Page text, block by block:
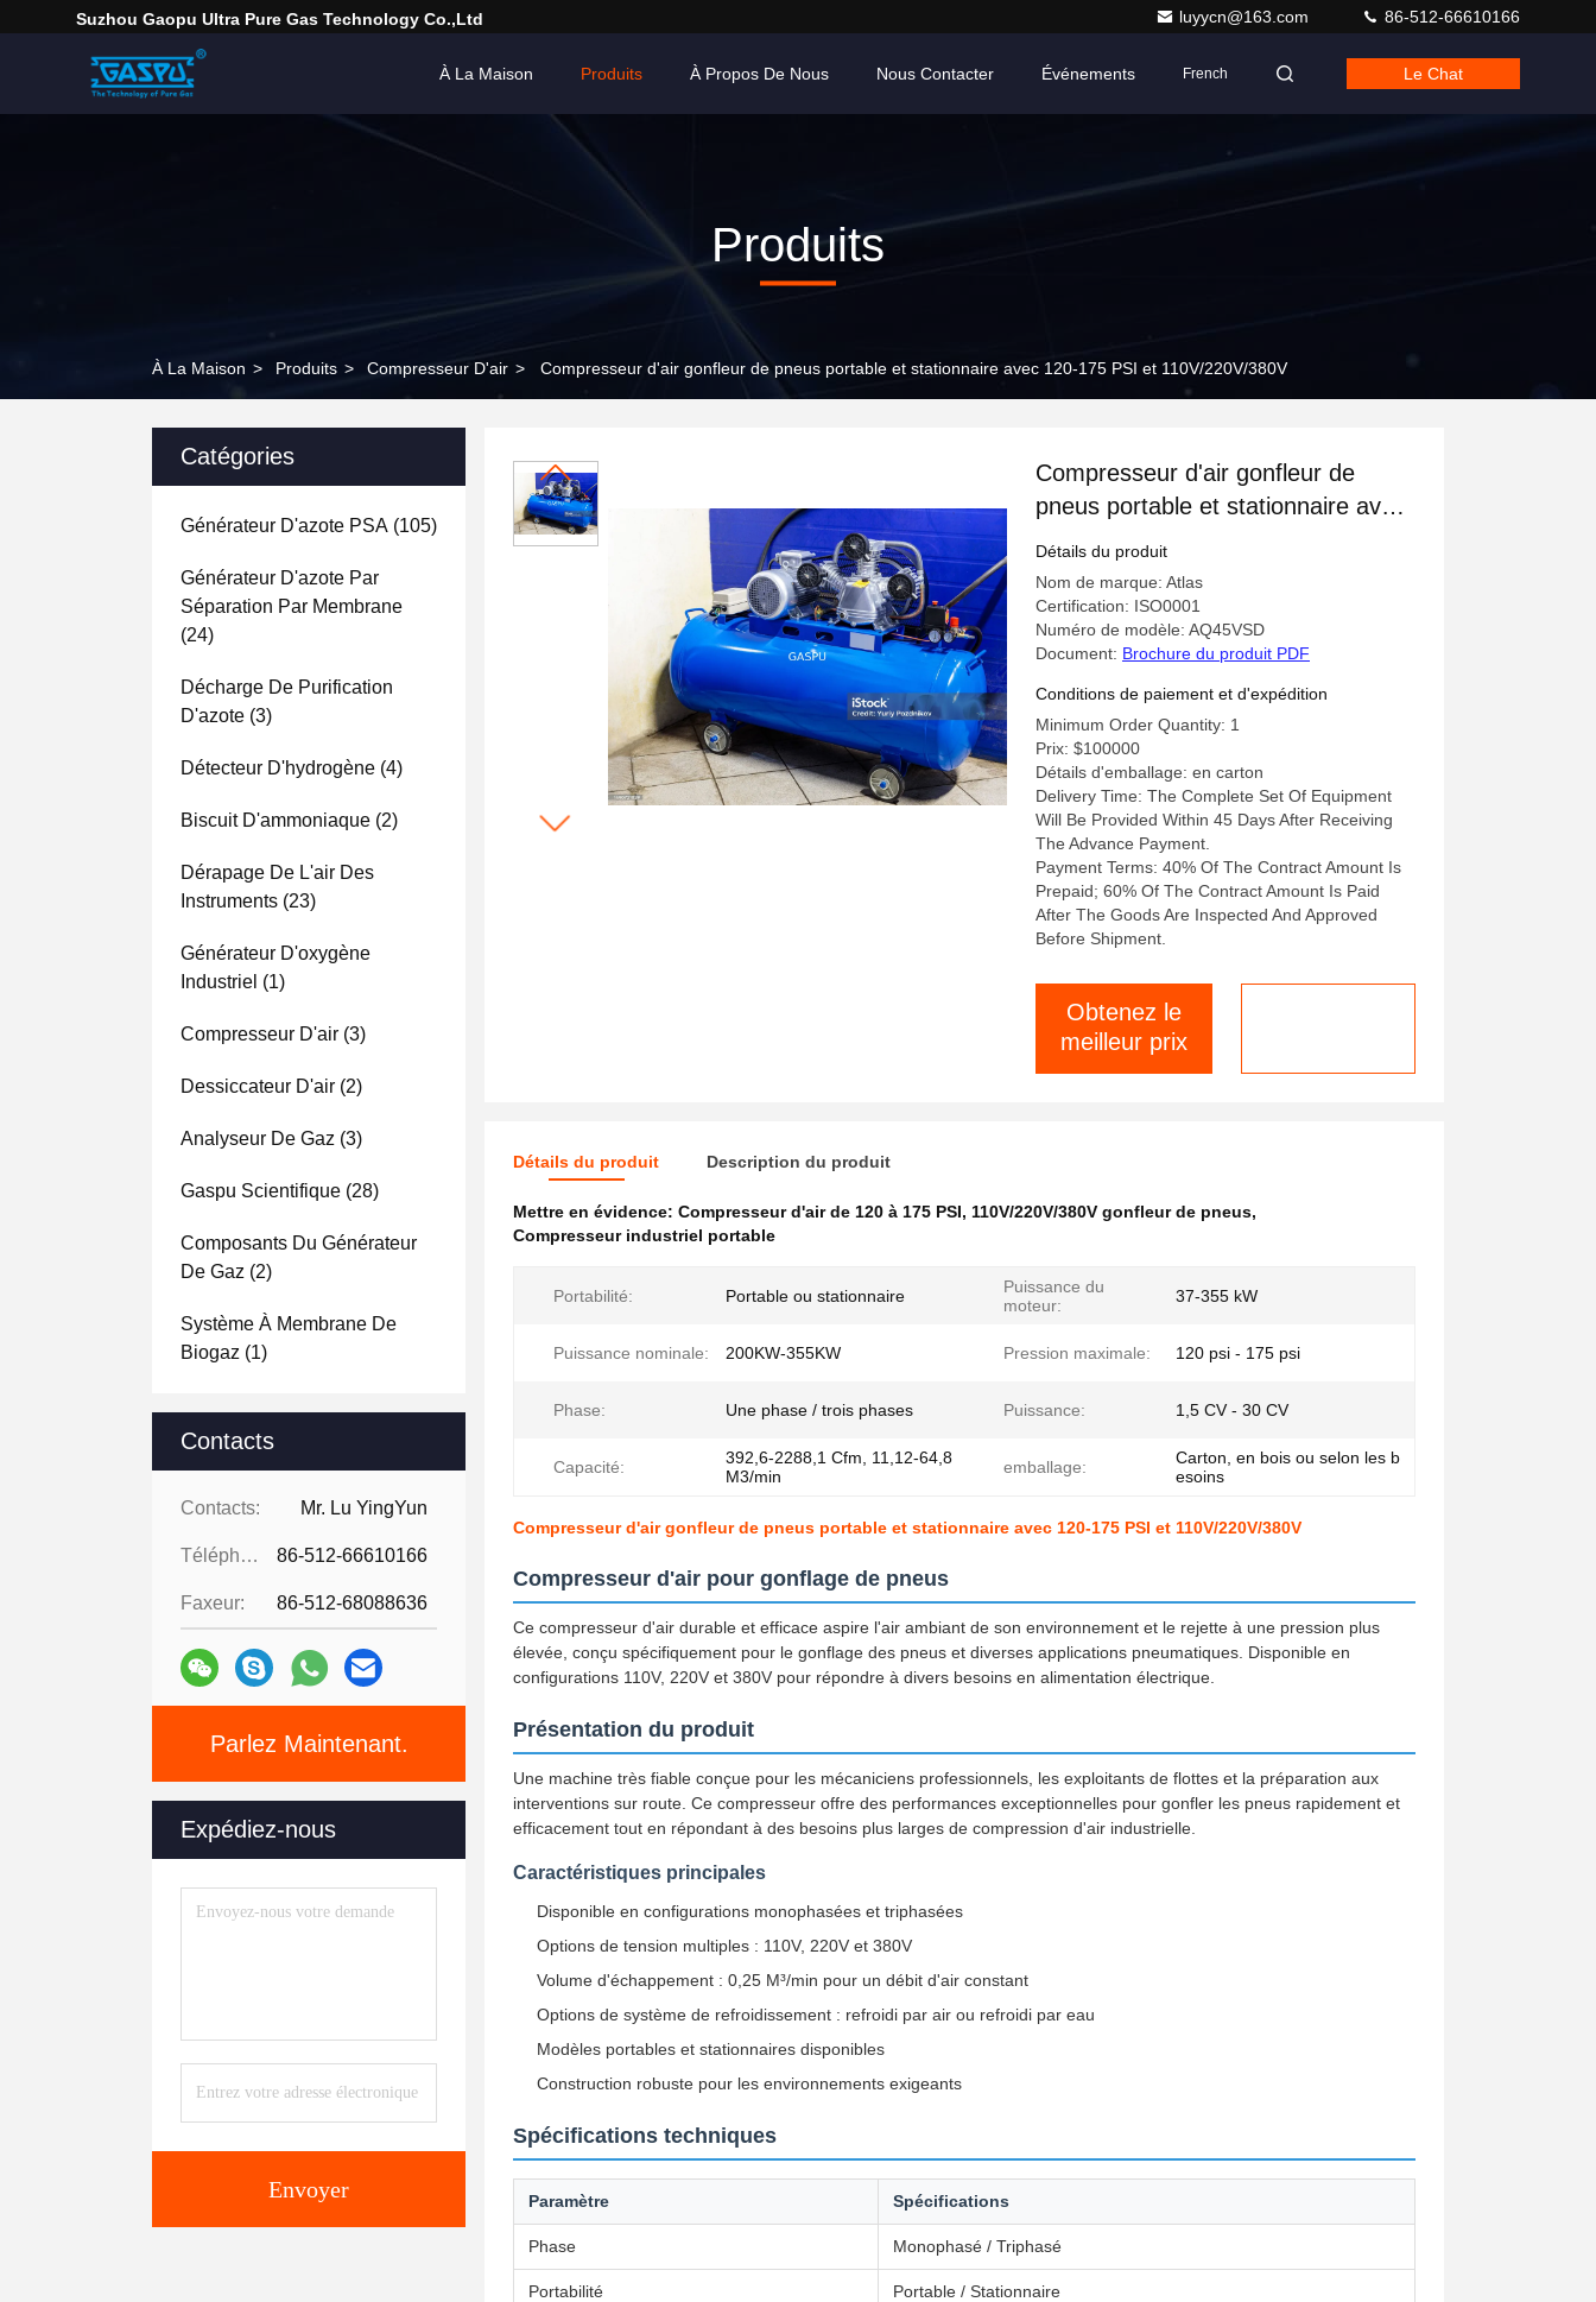
Suzhou Gaopu Ultra Pure Gas Technology Co.,Ltd luyycn@163.com 86-512-66610166
À La Maison Produits À Propos De Nous Nous Contacter Événements French Le Chat
Produits
À La Maison > Produits > Compresseur D'air > Compresseur d'air gonfleur de pneus portable et stationnaire avec 120-175 PSI et 110V/220V/380V
Catégories
Générateur D'azote PSA (105)
Générateur D'azote Par
Séparation Par Membrane
(24)
Décharge De Purification
D'azote (3)
Détecteur D'hydrogène (4)
Biscuit D'ammoniaque (2)
Dérapage De L'air Des
Instruments (23)
Générateur D'oxygène
Industriel (1)
Compresseur D'air (3)
Dessiccateur D'air (2)
Analyseur De Gaz (3)
Gaspu Scientifique (28)
Composants Du Générateur
De Gaz (2)
Système À Membrane De
Biogaz (1)
Contacts
Contacts: Mr. Lu YingYun
Téléphone: 86-512-66610166
Faxeur: 86-512-68088636
Parlez Maintenant.
Expédiez-nous
Envoyer
Compresseur d'air gonfleur de
pneus portable et stationnaire avec
120-175 PSI et 110V/220V/380V
Détails du produit
Nom de marque: Atlas
Certification: ISO0001
Numéro de modèle: AQ45VSD
Document: Brochure du produit PDF
Conditions de paiement et d'expédition
Minimum Order Quantity: 1
Prix: $100000
Détails d'emballage: en carton
Delivery Time: The Complete Set Of Equipment
Will Be Provided Within 45 Days After Receiving
The Advance Payment.
Payment Terms: 40% Of The Contract Amount Is
Prepaid; 60% Of The Contract Amount Is Paid
After The Goods Are Inspected And Approved
Before Shipment.
Obtenez le
meilleur prix
Détails du produit Description du produit
Mettre en évidence: Compresseur d'air de 120 à 175 PSI, 110V/220V/380V gonfleur de pneus,
Compresseur industriel portable
Portabilité: Portable ou stationnaire
Puissance du
moteur:
37-355 kW
Puissance nominale: 200KW-355KW Pression maximale: 120 psi - 175 psi
Phase: Une phase / trois phases Puissance: 1,5 CV - 30 CV
Capacité:
392,6-2288,1 Cfm, 11,12-64,8
M3/min
emballage:
Carton, en bois ou selon les b
esoins
Compresseur d'air gonfleur de pneus portable et stationnaire avec 120-175 PSI et 110V/220V/380V
Compresseur d'air pour gonflage de pneus
Ce compresseur d'air durable et efficace aspire l'air ambiant de son environnement et le rejette à une pression plus
élevée, conçu spécifiquement pour le gonflage des pneus et diverses applications pneumatiques. Disponible en
configurations 110V, 220V et 380V pour répondre à divers besoins en alimentation électrique.
Présentation du produit
Une machine très fiable conçue pour les mécaniciens professionnels, les exploitants de flottes et la préparation aux
interventions sur route. Ce compresseur offre des performances exceptionnelles pour gonfler les pneus rapidement et
efficacement tout en répondant à des besoins plus larges de compression d'air industrielle.
Caractéristiques principales
Disponible en configurations monophasées et triphasées
Options de tension multiples : 110V, 220V et 380V
Volume d'échappement : 0,25 M³/min pour un débit d'air constant
Options de système de refroidissement : refroidi par air ou refroidi par eau
Modèles portables et stationnaires disponibles
Construction robuste pour les environnements exigeants
Spécifications techniques
Paramètre Spécifications
Phase Monophasé / Triphasé
Portabilité Portable / Stationnaire